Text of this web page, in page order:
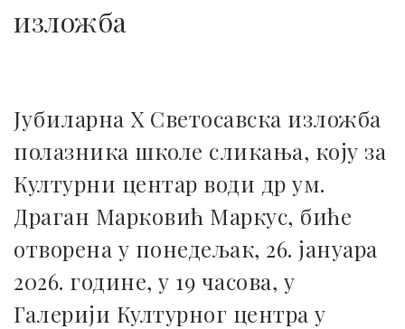
изложба
Јубиларна X Светосавска изложба
полазника школе сликања, коју за
Културни центар води др ум.
Драган Марковић Маркус, биће
отворена у понедељак, 26. јануара
2026. године, у 19 часова, у
Галерији Културног центра у